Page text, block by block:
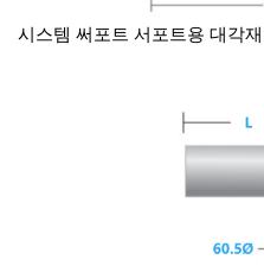
시스템 써포트 서포트용 대각재